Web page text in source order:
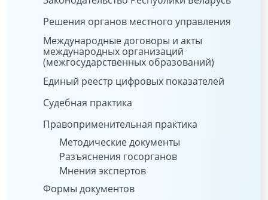
Решения органов местного управления
Международные договоры и акты
международных организаций
(межгосударственных образований)
Единый реестр цифровых показателей
Судебная практика
Правоприменительная практика
Методические документы
Разъяснения госорганов
Мнения экспертов
Формы документов